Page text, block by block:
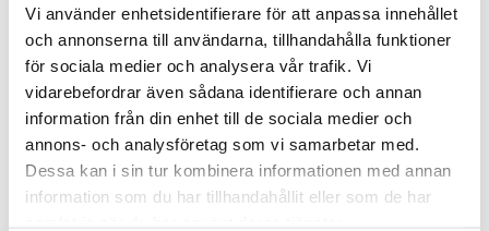
Vi använder enhetsidentifierare för att anpassa innehållet
och annonserna till användarna, tillhandahålla funktioner
för sociala medier och analysera vår trafik. Vi
vidarebefordrar även sådana identifierare och annan
information från din enhet till de sociala medier och
annons- och analysföretag som vi samarbetar med.
Dessa kan i sin tur kombinera informationen med annan
information som du har tillhandahållit eller som de har
Dekoration | Metallhållare
med Clip Antik Mässing
11x27cm
Från: 169kr
Lägg till i
Dekoration | Metallhållare
med Clip Antik Mässing
11x35cm
Från:199 kr
Lägg till i
Välkommen till Webflower
Vilken typ av kund är du? Du kan alltid justera ditt val
längst upp på sidan.
Företagskund (exkl. moms)
Privatkund (inkl. moms)